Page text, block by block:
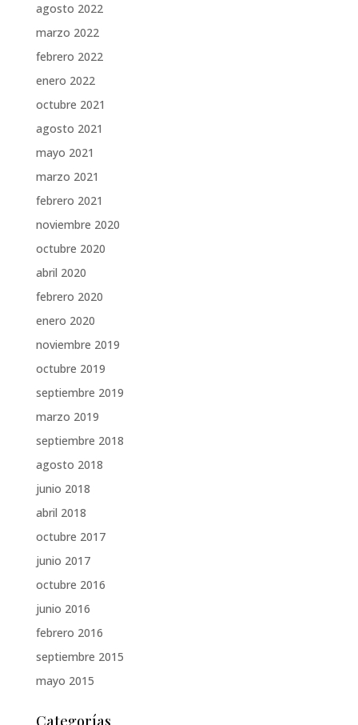
agosto 2022
marzo 2022
febrero 2022
enero 2022
octubre 2021
agosto 2021
mayo 2021
marzo 2021
febrero 2021
noviembre 2020
octubre 2020
abril 2020
febrero 2020
enero 2020
noviembre 2019
octubre 2019
septiembre 2019
marzo 2019
septiembre 2018
agosto 2018
junio 2018
abril 2018
octubre 2017
junio 2017
octubre 2016
junio 2016
febrero 2016
septiembre 2015
mayo 2015
Categorías